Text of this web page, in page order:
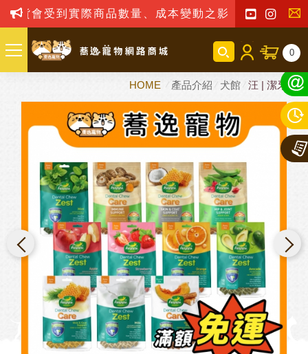
到實際商品數量、成本變動之影響，我司保留訂單接
聯
我
們
0
HOME 產品介紹 犬館 汪 | 潔牙骨